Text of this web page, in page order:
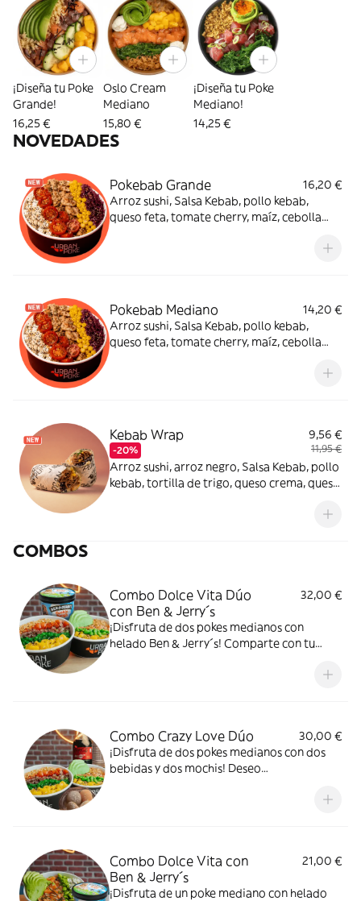
¡Diseña tu Poke
Grande!
16,25 €
Oslo Cream
Mediano
15,80 €
¡Diseña tu Poke
Mediano!
14,25 €
NOVEDADES
Pokebab Grande
16,20 €
Arroz sushi, Salsa Kebab, pollo kebab,
queso feta, tomate cherry, maíz, cebolla
Pokebab Mediano
14,20 €
Arroz sushi, Salsa Kebab, pollo kebab,
queso feta, tomate cherry, maíz, cebolla
Kebab Wrap
-20%
9,56 €
11,95 €
Arroz sushi, arroz negro, Salsa Kebab, pollo
kebab, tortilla de trigo, queso crema, queso
sésamo mix. ¡Todo el sabor del kebab, en
COMBOS
Combo Dolce Vita Dúo
con Ben & Jerry´s
32,00 €
¡Disfruta de dos pokes medianos con
helado Ben & Jerry´s! Comparte con tu
Combo Crazy Love Dúo
30,00 €
¡Disfruta de dos pokes medianos con dos
bebidas y dos mochis! Deseo
Combo Dolce Vita con
Ben & Jerry´s
21,00 €
¡Disfruta de un poke mediano con helado